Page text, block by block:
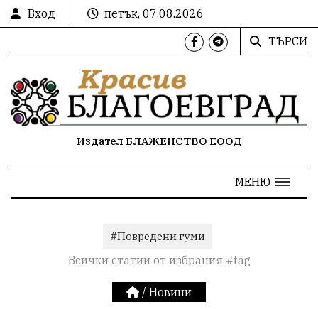
Вход
петък, 07.08.2026
ТЪРСИ
Издател БЛАЖЕНСТВО ЕООД
МЕНЮ
#Повредени гуми
Всички статии от избрания #tag
/ Новини